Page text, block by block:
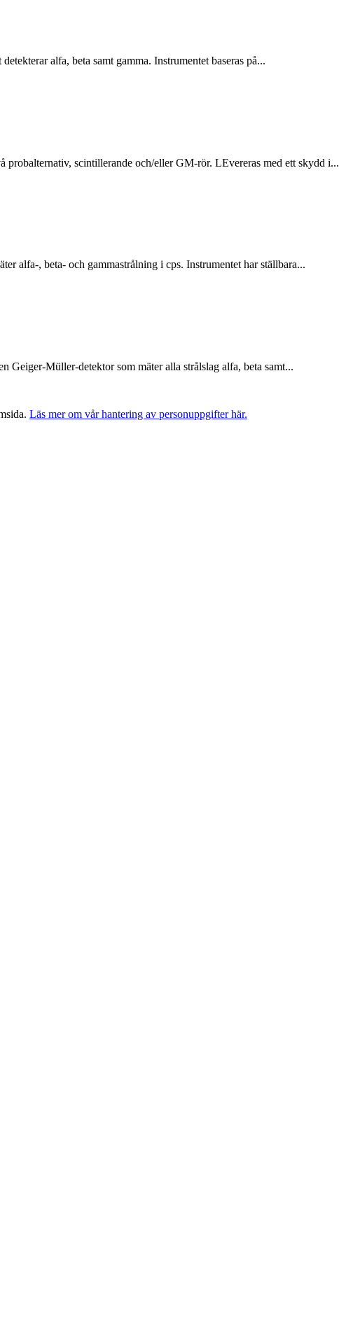
alfa, beta samt gamma. Instrumentet baseras på...
scintillerande och/eller GM-rör. LEvereras med ett skydd i...
alfa-, beta- och gammastrålning i cps. Instrumentet har ställbara...
Geiger-Müller-detektor som mäter alla strålslag alfa, beta samt...
Läs mer om vår hantering av personuppgifter här.